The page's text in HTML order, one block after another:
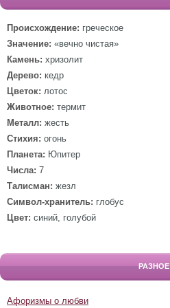
Происхождение: греческое
Значение: «вечно чистая»
Камень: хризолит
Дерево: кедр
Цветок: лотос
Животное: термит
Металл: жесть
Стихия: огонь
Планета: Юпитер
Числа: 7
Талисман: жезл
Символ-хранитель: глобус
Цвет: синий, голубой
РАЗНОЕ
Афоризмы о любви